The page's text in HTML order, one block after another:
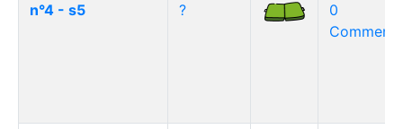
n°4 - s5 ?
0